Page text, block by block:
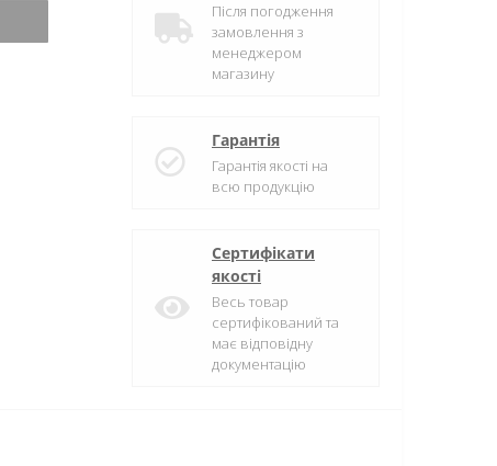
Після погодження
замовлення з
менеджером
магазину
Гарантія
Гарантія якості на
всю продукцію
Сертифікати
якості
Весь товар
сертифікований та
має відповідну
документацію